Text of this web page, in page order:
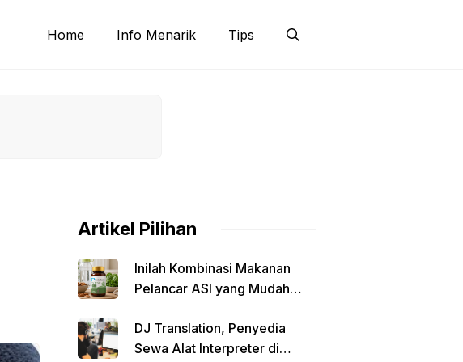
Home Info Menarik Tips
Artikel Pilihan
Inilah Kombinasi Makanan
Pelancar ASI yang Mudah
DJ Translation, Penyedia
Sewa Alat Interpreter di